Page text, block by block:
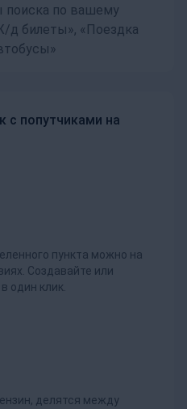
поиска по вашему
д билеты», «Поездка
с попутчиками на
пункта можно на
Создавайте или
один клик.
делятся между